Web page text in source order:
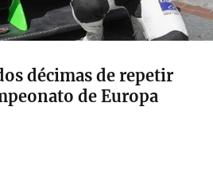
décimas de repetir
de Europa